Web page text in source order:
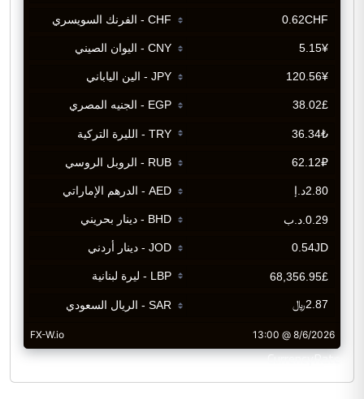
CurrencyRate